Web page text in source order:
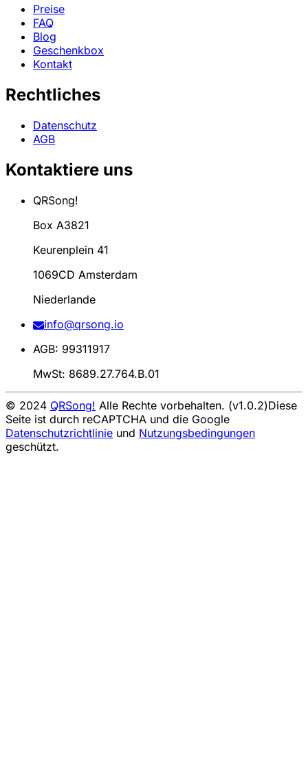
Preise
FAQ
Blog
Geschenkbox
Kontakt
Rechtliches
Datenschutz
AGB
Kontaktiere uns
QRSong!
Box A3821
Keurenplein 41
1069CD Amsterdam
Niederlande
info@qrsong.io
AGB: 99311917
MwSt: 8689.27.764.B.01
© 2024 QRSong! Alle Rechte vorbehalten. (v1.0.2)Diese
Seite ist durch reCAPTCHA und die Google
Datenschutzrichtlinie und Nutzungsbedingungen
geschützt.